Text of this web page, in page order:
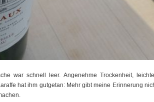
war schnell leer. Angenehme Trockenheit,
hat ihm gutgetan: Mehr gibt meine Erinnerung